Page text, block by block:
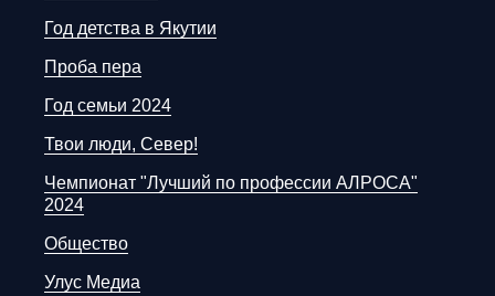
Год детства в Якутии
Проба пера
Год семьи 2024
Твои люди, Север!
Чемпионат "Лучший по профессии АЛРОСА"
2024
Общество
Улус Медиа